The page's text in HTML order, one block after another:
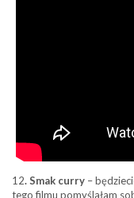
12. Smak curry –
tego filmu pomyślałam